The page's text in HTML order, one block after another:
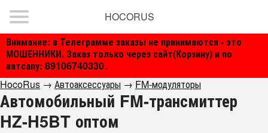
Внимание: в Телеграмме заказы не принимаются - это
МОШЕННИКИ. Заказ только через сайт(Корзину) и по
ватсапу: 89106740330.
HOCORUS
HocoRus → Автоаксессуары → FM-модуляторы
Автомобильный FM-трансмиттер
HZ-H5BT оптом